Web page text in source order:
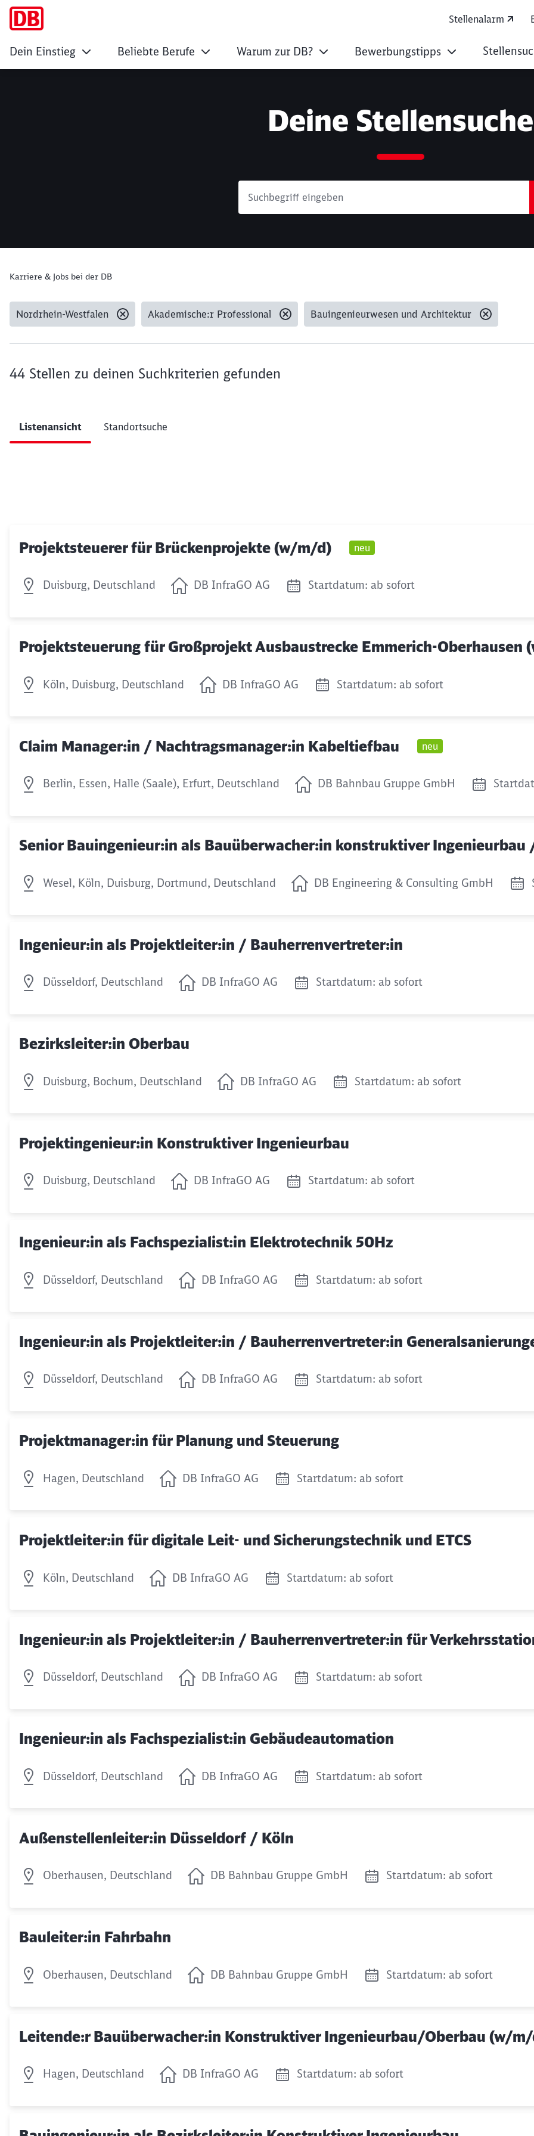
Stellenalarm
Dein Einstieg Beliebte Berufe Warum zur DB? Bewerbungstipps
Deine Stellensuche
Karriere & Jobs bei der DB
Gesetzte Filter:
Nordrhein-Westfalen Akademische:r Professional Bauingenieurwesen und Architektur
44 Stellen zu deinen Suchkriterien gefunden
ListenansichtErgebnisse pro Seite 10
Standortsuche
Projektsteuerer für Brückenprojekte (w/m/d) neu
Duisburg, Deutschland DB InfraGO AG Startdatum: ab sofort
Projektsteuerung für Großprojekt Ausbaustrecke Emmerich-Oberhausen
Köln, Duisburg, Deutschland DB InfraGO AG Startdatum: ab sofort
Claim Manager:in / Nachtragsmanager:in Kabeltiefbau neu
Berlin, Essen, Halle (Saale), Erfurt, Deutschland DB Bahnbau Gruppe GmbH
Senior Bauingenieur:in als Bauüberwacher:in konstruktiver
Wesel, Köln, Duisburg, Dortmund, Deutschland DB Engineering & Consulting GmbH
Ingenieur:in als Projektleiter:in / Bauherrenvertreter:in
Düsseldorf, Deutschland DB InfraGO AG Startdatum: ab sofort
Bezirksleiter:in Oberbau
Duisburg, Bochum, Deutschland DB InfraGO AG Startdatum: ab sofort
Projektingenieur:in Konstruktiver Ingenieurbau
Duisburg, Deutschland DB InfraGO AG Startdatum: ab sofort
Ingenieur:in als Fachspezialist:in Elektrotechnik 50Hz
Düsseldorf, Deutschland DB InfraGO AG Startdatum: ab sofort
Ingenieur:in als Projektleiter:in / Bauherrenvertreter:in
Düsseldorf, Deutschland DB InfraGO AG Startdatum: ab sofort
Projektmanager:in für Planung und Steuerung
Hagen, Deutschland DB InfraGO AG Startdatum: ab sofort
Projektleiter:in für digitale Leit- und Sicherungstechnik und ETCS
Köln, Deutschland DB InfraGO AG Startdatum: ab sofort
Ingenieur:in als Projektleiter:in / Bauherrenvertreter:in für
Düsseldorf, Deutschland DB InfraGO AG Startdatum: ab sofort
Ingenieur:in als Fachspezialist:in Gebäudeautomation
Düsseldorf, Deutschland DB InfraGO AG Startdatum: ab sofort
Außenstellenleiter:in Düsseldorf / Köln
Oberhausen, Deutschland DB Bahnbau Gruppe GmbH Startdatum: ab sofort
Bauleiter:in Fahrbahn
Oberhausen, Deutschland DB Bahnbau Gruppe GmbH Startdatum: ab sofort
Leitende:r Bauüberwacher:in Konstruktiver Ingenieurbau/Oberbau (w/
Hagen, Deutschland DB InfraGO AG Startdatum: ab sofort